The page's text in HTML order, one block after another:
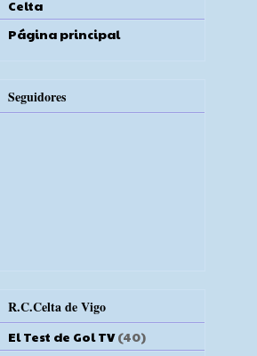
Celta
Página principal
Seguidores
R.C.Celta de Vigo
El Test de Gol TV (40)